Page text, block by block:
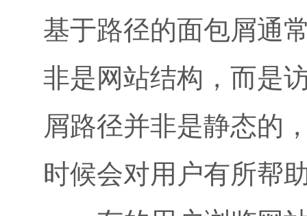
基于路径的面包屑通
非是网站结构，而是
屑路径并非是静态的
时候会对用户有所帮